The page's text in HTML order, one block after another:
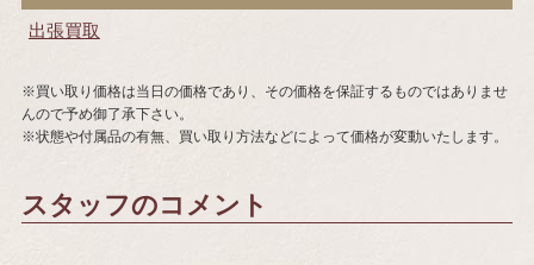
出張買取
※買い取り価格は当日の価格であり、その価格を保証するものではありませ
んので予め御了承下さい。
※状態や付属品の有無、買い取り方法などによって価格が変動いたします。
スタッフのコメント